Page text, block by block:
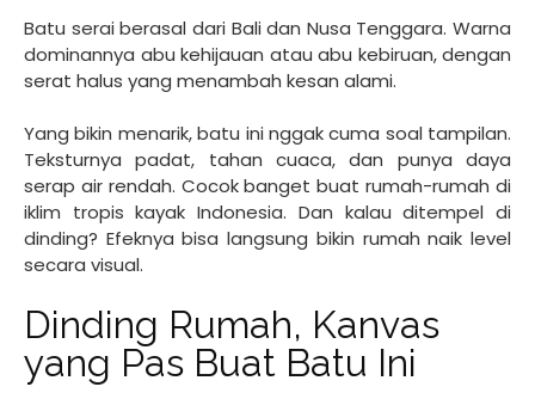
Batu serai berasal dari Bali dan Nusa Tenggara. Warna
dominannya abu kehijauan atau abu kebiruan, dengan
serat halus yang menambah kesan alami.
Yang bikin menarik, batu ini nggak cuma soal tampilan.
Teksturnya padat, tahan cuaca, dan punya daya
serap air rendah. Cocok banget buat rumah-rumah di
iklim tropis kayak Indonesia. Dan kalau ditempel di
dinding? Efeknya bisa langsung bikin rumah naik level
secara visual.
Dinding Rumah, Kanvas
yang Pas Buat Batu Ini